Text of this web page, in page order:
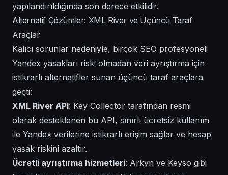
yapılandırıldığında son derece etkilidir.
Alternatif Çözümler: XML River ve Üçüncü Taraf
Araçlar
Kalıcı sorunlar nedeniyle, birçok SEO profesyoneli
Yandex yasakları riski olmadan veri ayrıştırma için
istikrarlı alternatifler sunan üçüncü taraf araçlara
geçti:
XML River API: Key Collector tarafından resmi
olarak desteklenen bu API, sınırlı ücretsiz kullanım
ile Yandex verilerine istikrarlı erişim sağlar ve hesap
yasak riskini azaltır.
Ücretli ayrıştırma hizmetleri: Arkyn ve Keyso gibi